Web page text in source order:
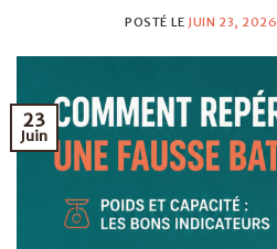
POSTÉ LE JUIN 23, 2026
23
Juin